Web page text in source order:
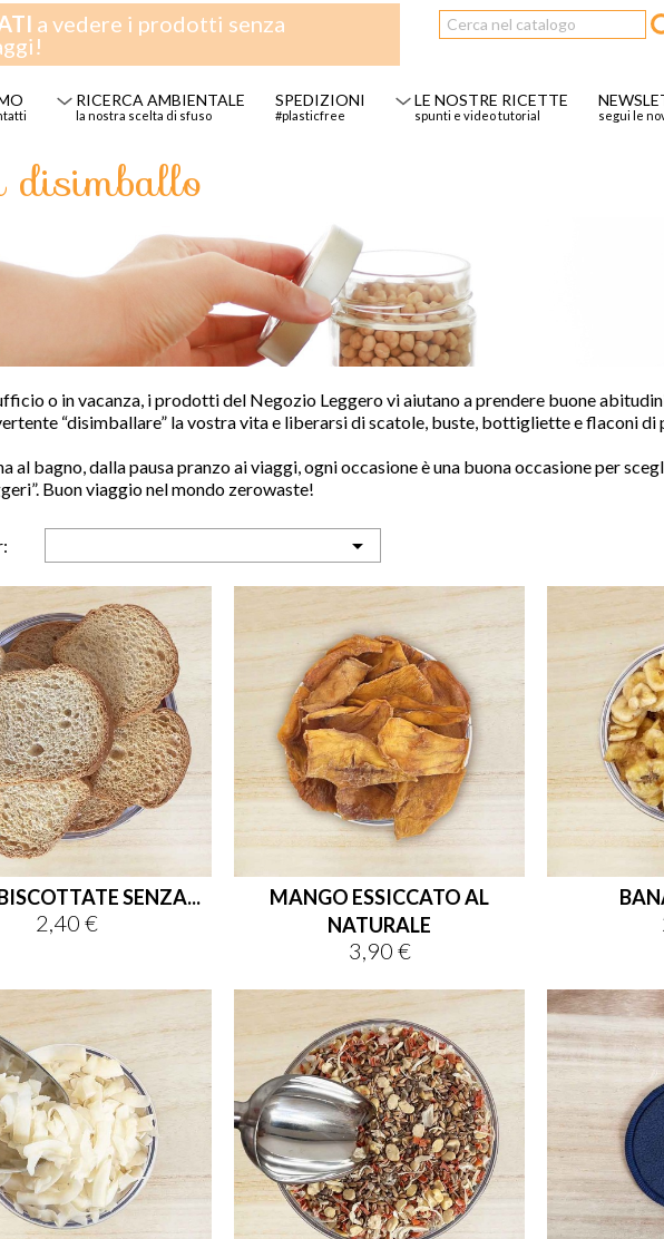
a vedere i prodotti senza
RICERCA AMBIENTALE
la nostra scelta di sfuso
SPEDIZIONI
#plasticfree
LE NOSTRE RICETTE
spunti e video tutorial segui le
disimballo
o in vacanza, iprodotti del Negozio Leggeroviaiutano aprendere buone abitu
“disimballare” la vostra vitae liberarsi di scatole, buste, bottigliette e flaconi di
al bagno, dalla pausa pranzo ai viaggi,ognioccasione è una buona occasione per
eri”. Buon viaggio nel mondo zerowaste!

SENZA...
Prezzo
2,40 €
MANGO ESSICCATO AL
NATURALE
Prezzo
3,90 €